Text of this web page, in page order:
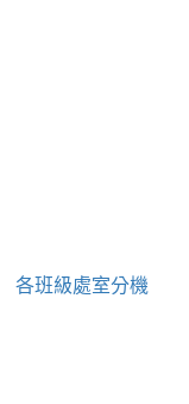
各班級處室分機